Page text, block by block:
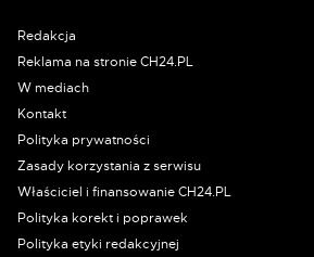
Redakcja
Reklama na stronie CH24.PL
W mediach
Kontakt
Polityka prywatności
Zasady korzystania z serwisu
Właściciel i finansowanie CH24.PL
Polityka korekt i poprawek
Polityka etyki redakcyjnej